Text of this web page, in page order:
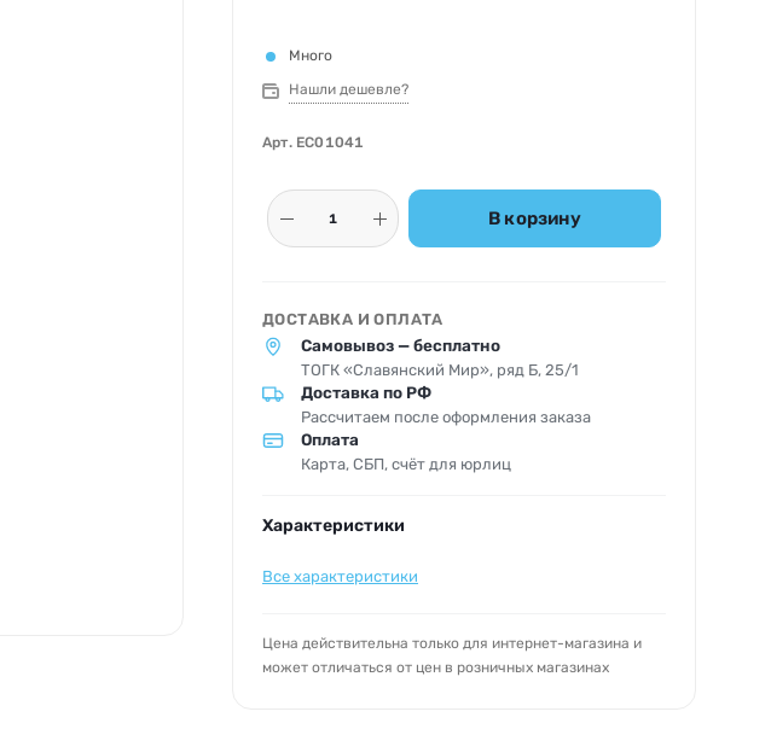
Много
Нашли дешевле?
Арт. EC01041
В корзину
Характеристики
Все характеристики
Цена действительна только для интернет-магазина и
может отличаться от цен в розничных магазинах
ДОСТАВКА И ОПЛАТА
Самовывоз — бесплатно
ТОГК «Славянский Мир», ряд Б, 25/1
Доставка по РФ
Рассчитаем после оформления заказа
Оплата
Карта, СБП, счёт для юрлиц